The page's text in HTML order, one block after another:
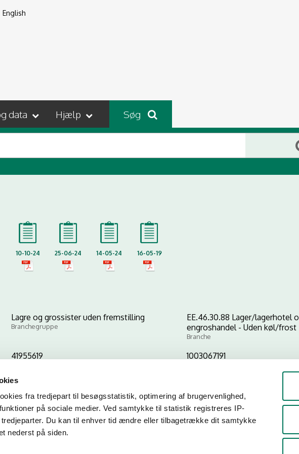
fra tredjepart til besøgsstatistik, optimering af brugervenlighed,
på sociale medier. Ved samtykke til statistik registreres IP-
Du kan til enhver tid ændre eller tilbagetrække dit samtykke
nederst på siden.
English
data Hjælp Søg
10-10-24 25-06-24 14-05-24 16-05-19
Lagre og grossister uden fremstilling
Branchegruppe
EE.46.30.88 Lager/lagerhotel
engroshandel - Uden køl/frost
Branche
41955619 1003067191
Kopier link til at indsætte på virksomhedens hjemmeside